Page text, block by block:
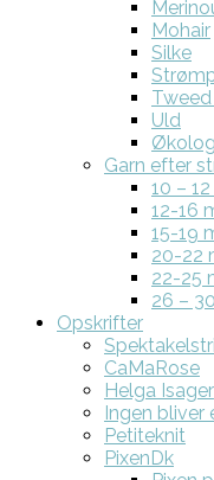
Mohair
Silke
Uld
Garn efter
10 –
12-16
15-19
20-22
22-25
26 –
Opskrifter
CaMaRose
Helga Isager
Ingen
Petiteknit
PixenDk